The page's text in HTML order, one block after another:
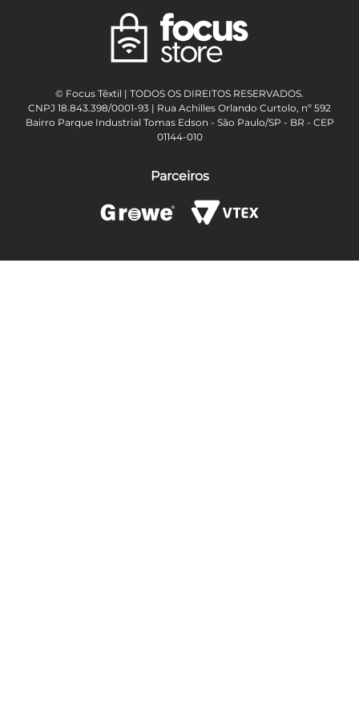
© Focus Têxtil | TODOS OS DIREITOS RESERVADOS.
CNPJ 18.843.398/0001-93 | Rua Achilles Orlando Curtolo, nº 592
Bairro Parque Industrial Tomas Edson - São Paulo/SP - BR - CEP
01144-010
Parceiros